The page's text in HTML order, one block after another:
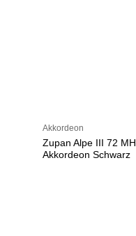
Akkordeon
Zupan Alpe III 72 MH
Akkordeon Schwarz